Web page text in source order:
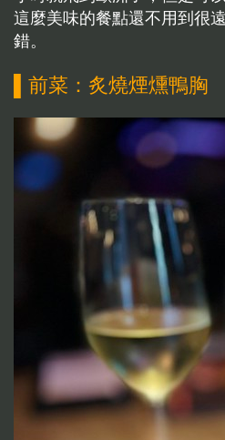
這麼美味的餐點還不用到很
錯。
▌前菜：炙燒煙燻鴨胸